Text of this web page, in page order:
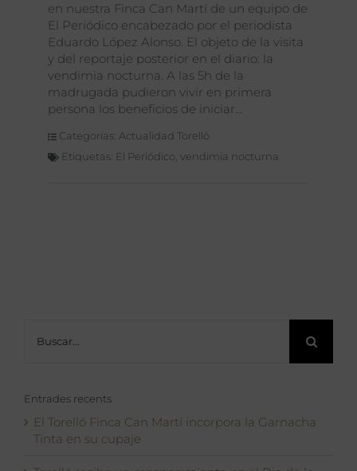
en nuestra Finca Can Martí de un equipo de
El Periódico encabezado por el periodista
Eduardo López Alonso. El objeto de la visita
y del reportaje posterior en el diario: la
vendimia nocturna. A las 5h de la
madrugada pudieron vivir en primera
persona los beneficios de iniciar
Categorías: Actualidad Torelló
Etiquetas: El Periódico vendimia nocturna
Entrades recents
El Torelló Finca Can Martí incorpora la Garnacha
Tinta en su cupaje